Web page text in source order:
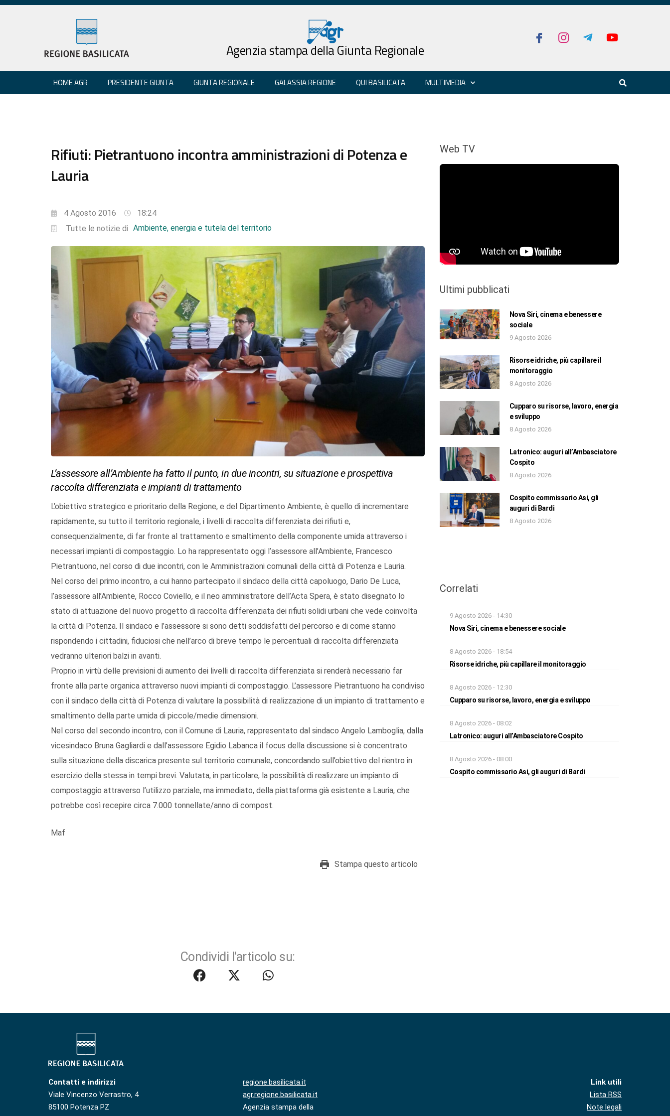
Agenzia stampa della Giunta Regionale
HOME AGR PRESIDENTE GIUNTA GIUNTA REGIONALE GALASSIA REGIONE QUI BASILICATA MULTIMEDIA
Rifiuti: Pietrantuono incontra amministrazioni di Potenza e
Lauria
4 Agosto 2016
18:24
Tutte le notizie di Ambiente, energia e tutela del territorio
L’assessore all’Ambiente ha fatto il punto, in due incontri, su situazione e prospettiva
raccolta differenziata e impianti di trattamento
L’obiettivo strategico e prioritario della Regione, e del Dipartimento Ambiente, è quello di incrementare
rapidamente, su tutto il territorio regionale, i livelli di raccolta differenziata dei rifiuti e,
consequenzialmente, di far fronte al trattamento e smaltimento della componente umida attraverso i
necessari impianti di compostaggio. Lo ha rappresentato oggi l’assessore all’Ambiente, Francesco
Pietrantuono, nel corso di due incontri, con le Amministrazioni comunali della città di Potenza e Lauria.
Nel corso del primo incontro, a cui hanno partecipato il sindaco della città capoluogo, Dario De Luca,
l’assessore all’Ambiente, Rocco Coviello, e il neo amministratore dell’Acta Spera, è stato disegnato lo
stato di attuazione del nuovo progetto di raccolta differenziata dei rifiuti solidi urbani che vede coinvolta
la città di Potenza. Il sindaco e l’assessore si sono detti soddisfatti del percorso e di come stanno
rispondendo i cittadini, fiduciosi che nell’arco di breve tempo le percentuali di raccolta differenziata
vedranno ulteriori balzi in avanti.
Proprio in virtù delle previsioni di aumento dei livelli di raccolta differenziata si renderà necessario far
fronte alla parte organica attraverso nuovi impianti di compostaggio. L’assessore Pietrantuono ha condiviso
con il sindaco della città di Potenza di valutare la possibilità di realizzazione di un impianto di trattamento e
smaltimento della parte umida di piccole/medie dimensioni.
Nel corso del secondo incontro, con il Comune di Lauria, rappresentato dal sindaco Angelo Lamboglia, dalla
vicesindaco Bruna Gagliardi e dall’assessore Egidio Labanca il focus della discussione si è concentrato
sulla situazione della discarica presente sul territorio comunale, concordando sull’obiettivo del rientro in
esercizio della stessa in tempi brevi. Valutata, in particolare, la possibilità di realizzare un impianto di
compostaggio attraverso l’utilizzo parziale, ma immediato, della piattaforma già esistente a Lauria, che
potrebbe così recepire circa 7.000 tonnellate/anno di compost.
Maf
Stampa questo articolo
Condividi l'articolo su:
Web TV
Ultimi pubblicati
Nova Siri, cinema e benessere
sociale
9 Agosto 2026
Risorse idriche, più capillare il
monitoraggio
8 Agosto 2026
Cupparo su risorse, lavoro, energia
e sviluppo
8 Agosto 2026
Latronico: auguri all’Ambasciatore
Cospito
8 Agosto 2026
Cospito commissario Asi, gli
auguri di Bardi
8 Agosto 2026
Correlati
9 Agosto 2026 - 14:30
Nova Siri, cinema e benessere sociale
8 Agosto 2026 - 18:54
Risorse idriche, più capillare il monitoraggio
8 Agosto 2026 - 12:30
Cupparo su risorse, lavoro, energia e sviluppo
8 Agosto 2026 - 08:02
Latronico: auguri all’Ambasciatore Cospito
8 Agosto 2026 - 08:00
Cospito commissario Asi, gli auguri di Bardi
Contatti e indirizzi
Viale Vincenzo Verrastro, 4
85100 Potenza PZ
regione.basilicata.it
agr.regione.basilicata.it
Agenzia stampa della
Link utili
Lista RSS
Note legali